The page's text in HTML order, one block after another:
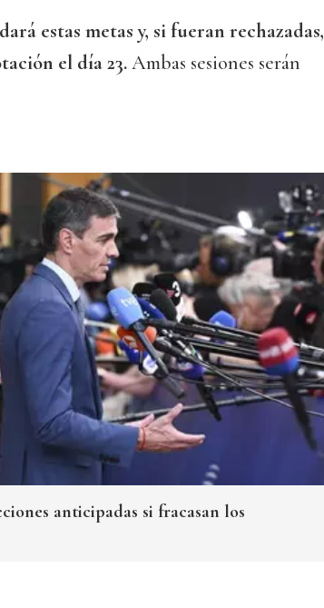
estas metas y, si fueran rechazadas,
el día 23.Ambas sesiones serán
anticipadas si fracasan los